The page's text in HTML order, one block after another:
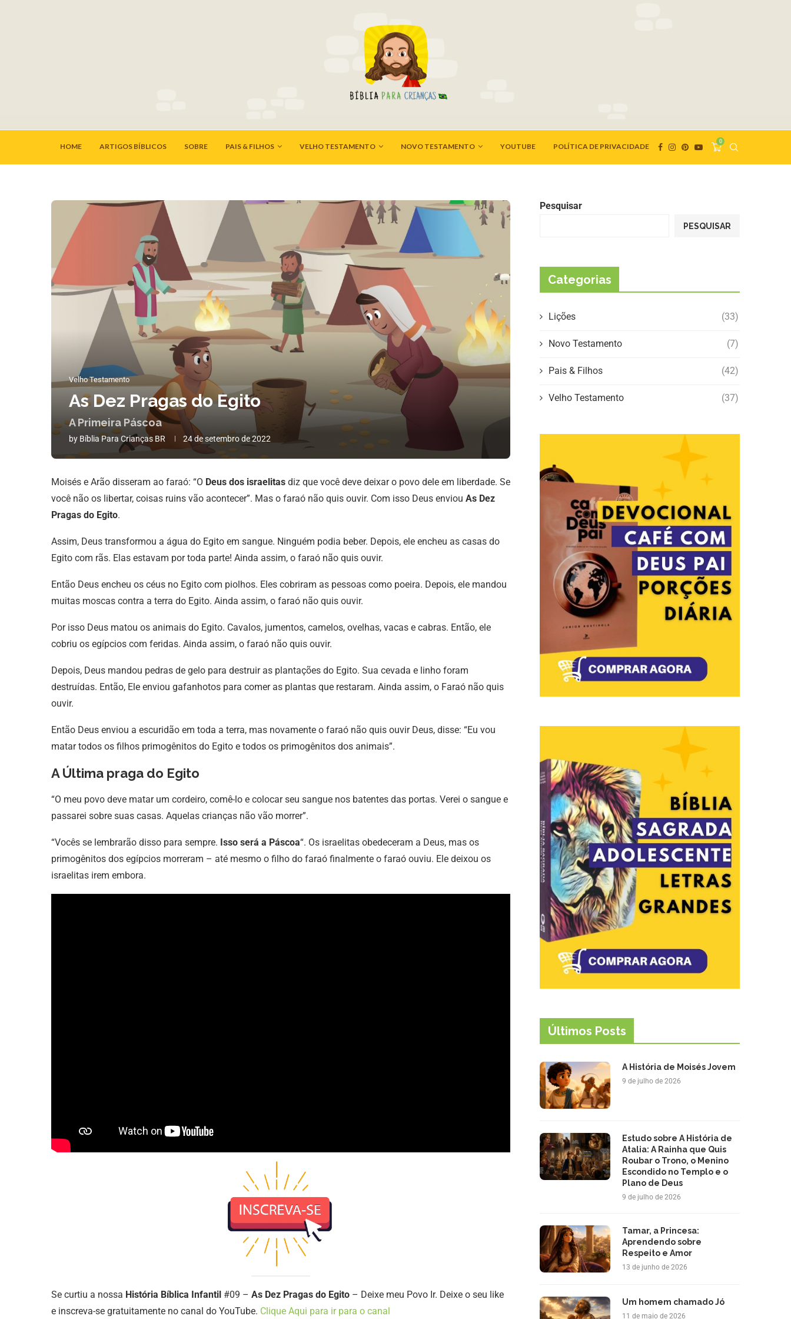
HOME ARTIGOS BÍBLICOS SOBRE PAIS & FILHOS VELHO TESTAMENTO NOVO TESTAMENTO YOUTUBE POLÍTICA DE PRIVACIDADE
0
Velho Testamento
As Dez Pragas do Egito
A Primeira Páscoa
by Bíblia Para Crianças BR 24 de setembro de 2022
Moisés e Arão disseram ao faraó: “O Deus dos israelitas diz que você deve deixar o povo dele em liberdade. Se
você não os libertar, coisas ruins vão acontecer”. Mas o faraó não quis ouvir. Com isso Deus enviou As Dez
Pragas do Egito.
Assim, Deus transformou a água do Egito em sangue. Ninguém podia beber. Depois, ele encheu as casas do
Egito com rãs. Elas estavam por toda parte! Ainda assim, o faraó não quis ouvir.
Então Deus encheu os céus no Egito com piolhos. Eles cobriram as pessoas como poeira. Depois, ele mandou
muitas moscas contra a terra do Egito. Ainda assim, o faraó não quis ouvir.
Por isso Deus matou os animais do Egito. Cavalos, jumentos, camelos, ovelhas, vacas e cabras. Então, ele
cobriu os egípcios com feridas. Ainda assim, o faraó não quis ouvir.
Depois, Deus mandou pedras de gelo para destruir as plantações do Egito. Sua cevada e linho foram
destruídas. Então, Ele enviou gafanhotos para comer as plantas que restaram. Ainda assim, o Faraó não quis
ouvir.
Então Deus enviou a escuridão em toda a terra, mas novamente o faraó não quis ouvir Deus, disse: “Eu vou
matar todos os filhos primogênitos do Egito e todos os primogênitos dos animais”.
A Última praga do Egito
“O meu povo deve matar um cordeiro, comê-lo e colocar seu sangue nos batentes das portas. Verei o sangue e
passarei sobre suas casas. Aquelas crianças não vão morrer”.
“Vocês se lembrarão disso para sempre. Isso será a Páscoa“. Os israelitas obedeceram a Deus, mas os
primogênitos dos egípcios morreram – até mesmo o filho do faraó finalmente o faraó ouviu. Ele deixou os
israelitas irem embora.
Se curtiu a nossa História Bíblica Infantil #09 – As Dez Pragas do Egito – Deixe meu Povo Ir. Deixe o seu like
e inscreva-se gratuitamente no canal do YouTube. Clique Aqui para ir para o canal
Pesquisar
PESQUISAR
Categorias
Lições (33)
Novo Testamento (7)
Pais & Filhos (42)
Velho Testamento (37)
Últimos Posts
A História de Moisés Jovem
9 de julho de 2026
Estudo sobre A História de
Atalia: A Rainha que Quis
Roubar o Trono, o Menino
Escondido no Templo e o
Plano de Deus
9 de julho de 2026
Tamar, a Princesa:
Aprendendo sobre
Respeito e Amor
13 de junho de 2026
Um homem chamado Jó
11 de maio de 2026